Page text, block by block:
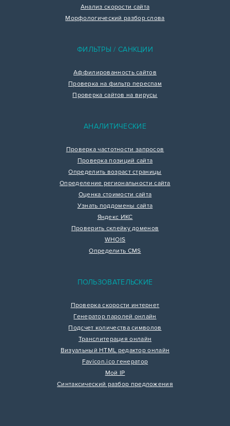
Анализ скорости сайта
Морфологический разбор слова
ФИЛЬТРЫ / САНКЦИИ
Аффилированность сайтов
Проверка на фильтр переспам
Проверка сайтов на вирусы
АНАЛИТИЧЕСКИЕ
Проверка частотности запросов
Проверка позиций сайта
Определить возраст страницы
Определение региональности сайта
Оценка стоимости сайта
Узнать поддомены сайта
Яндекс ИКС
Проверить склейку доменов
WHOIS
Определить CMS
ПОЛЬЗОВАТЕЛЬСКИЕ
Проверка скорости интернет
Генератор паролей онлайн
Подсчет количества символов
Транслитерация онлайн
Визуальный HTML редактор онлайн
Favicon.ico генератор
Мой IP
Синтаксический разбор предложения